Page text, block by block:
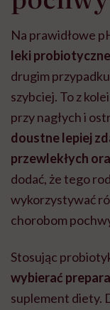
Na prawidłowe
leki probiotyczne
drugim
szybciej. To z
przy nagłych i
doustne lepiej
przewlekłych
dodać, że tego
wykorzystywać
chorobom
Stosując
wybierać
suplement diety.